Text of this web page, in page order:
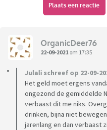
politici/koningshuis-
ogen uit de kop schamen
Plaats een reactie
OrganicDeer76
22-09-2021 om 17:35
Julali schreef op 22-09-
Het geld moet ergens
ongezond de gemiddelde
verbaast dit me niks.
drinken, bijna niet
jarenlang en dan verbaast